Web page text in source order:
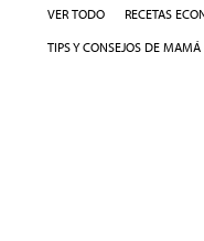
VER TODO
RECETAS
TIPS Y CONSEJOS DE